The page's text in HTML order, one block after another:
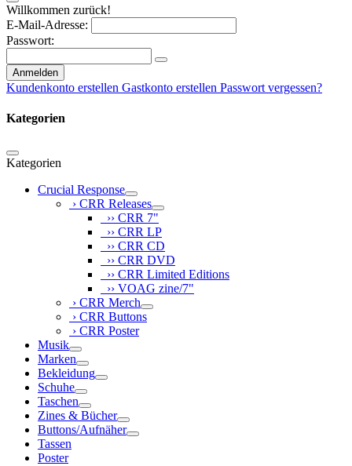
Willkommen zurück!
E-Mail-Adresse:
Passwort:
Anmelden
Kundenkonto erstellen Gastkonto erstellen Passwort vergessen?
Kategorien
Kategorien
Crucial Response
› CRR Releases
›› CRR 7"
›› CRR LP
›› CRR CD
›› CRR DVD
›› CRR Limited Editions
›› VOAG zine/7"
› CRR Merch
› CRR Buttons
› CRR Poster
Musik
Marken
Bekleidung
Schuhe
Taschen
Zines & Bücher
Buttons/Aufnäher
Tassen
Poster